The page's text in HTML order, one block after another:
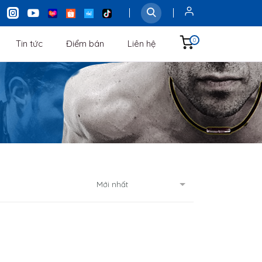
Tin tức Điểm bán Liên hệ 0